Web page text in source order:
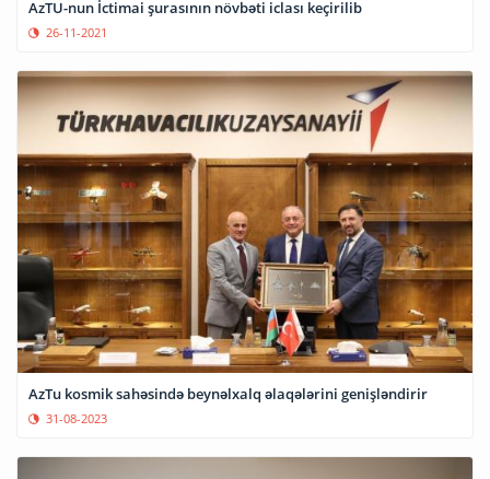
AzTU-nun İctimai şurasının növbəti iclası keçirilib
26-11-2021
AzTu kosmik sahəsində beynəlxalq əlaqələrini genişləndirir
31-08-2023